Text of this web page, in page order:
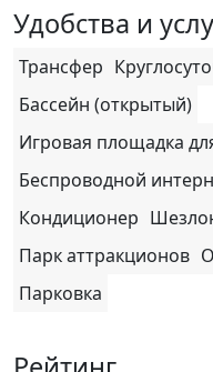
Удобства и
Трансфер
Бассейн (открытый)
Игровая площадка
Беспроводной
Кондиционер
Парк аттракционов
Парковка